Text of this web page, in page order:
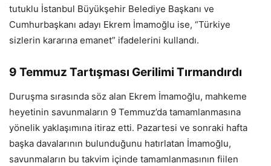
tutuklu İstanbul Büyükşehir Belediye Başkanı ve
Cumhurbaşkanı adayı Ekrem İmamoğlu ise, “Türkiye
sizlerin kararına emanet” ifadelerini kullandı.
9 Temmuz Tartışması Gerilimi Tırmandırdı
Duruşma sırasında söz alan Ekrem İmamoğlu, mahkeme
heyetinin savunmaların 9 Temmuz’da tamamlanmasına
yönelik yaklaşımına itiraz etti. Pazartesi ve sonraki hafta
başka davalarının bulunduğunu hatırlatan İmamoğlu,
savunmaların bu takvim içinde tamamlanmasının fiilen